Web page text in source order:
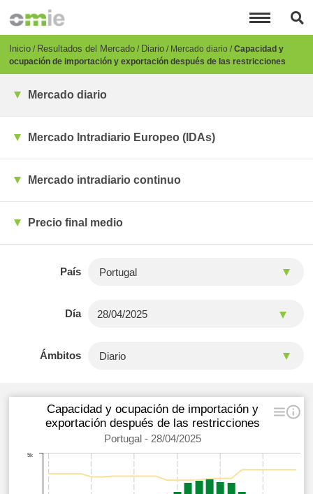
principal
Breadcrumb
Inicio Resultados del Mercado Diario Mercado diario Capacidad y
ocupación de importación y exportación después de las restricciones
Mercado diario
Mercado Intradiario Europeo (IDAs)
Mercado intradiario continuo
Precio final medio
País
Día
Ámbitos
Capacidad y ocupación de importación y
exportación después de las restricciones
Portugal - 28/04/2025
5k